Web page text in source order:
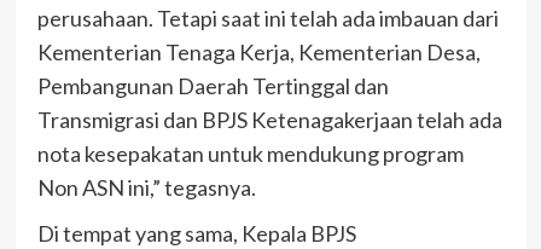
perusahaan. Tetapi saat ini telah ada imbauan dari
Kementerian Tenaga Kerja, Kementerian Desa,
Pembangunan Daerah Tertinggal dan
Transmigrasi dan BPJS Ketenagakerjaan telah ada
nota kesepakatan untuk mendukung program
Non ASN ini,” tegasnya.
Di tempat yang sama, Kepala BPJS